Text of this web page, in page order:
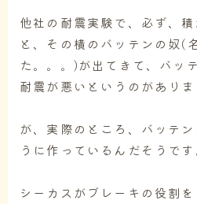
他社の耐震実験で、必ず、
と、その横のバッテンの奴(
た。。。)が出てきて、バッ
耐震が悪いというのがありま
が、実際のところ、バッテ
うに作っているんだそうです
シーカスがブレーキの役割